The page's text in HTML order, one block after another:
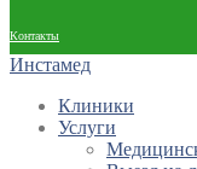
Контакты
Инстамед
Клиники
Услуги